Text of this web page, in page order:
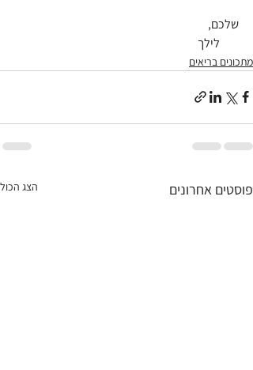
שלכם,
מתכונים בריאים
פוסטים אחרונים הצג הכול